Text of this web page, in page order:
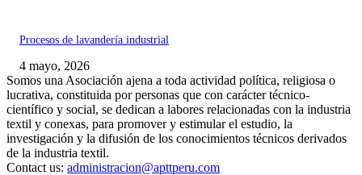
Procesos de lavandería industrial
4 mayo, 2026
Somos una Asociación ajena a toda actividad política, religiosa o
lucrativa, constituida por personas que con carácter técnico-
científico y social, se dedican a labores relacionadas con la industria
textil y conexas, para promover y estimular el estudio, la
investigación y la difusión de los conocimientos técnicos derivados
de la industria textil.
Contact us: administracion@apttperu.com